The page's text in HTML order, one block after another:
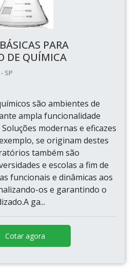
PARA
DE QUÍMICA
SP
são ambientes de
ampla funcionalidade
modernas e eficazes
se originam destes
também são
e escolas a fim de
funcionais e dinâmicas aos
os e garantindo o
ga...
Cotar agora